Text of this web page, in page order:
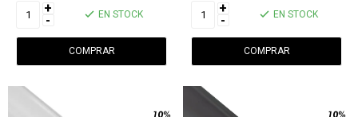
+
- EN STOCK +
- EN STOCK